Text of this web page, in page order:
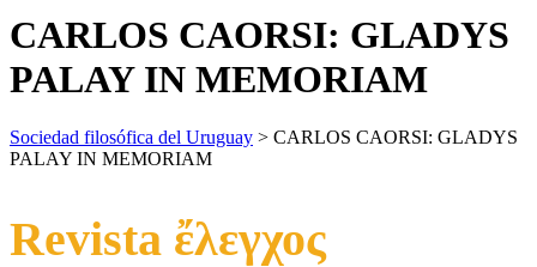
CARLOS CAORSI: GLADYS
PALAY IN MEMORIAM
Sociedad filosófica del Uruguay > CARLOS CAORSI: GLADYS
PALAY IN MEMORIAM
Revista ἔλεγχος